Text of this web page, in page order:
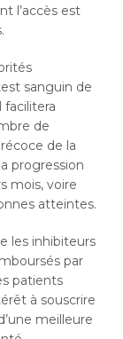
l’accès est
sanguin de
facilitera
de
de la
progression
mois, voire
atteintes.
les inhibiteurs
par
patients
à souscrire
meilleure